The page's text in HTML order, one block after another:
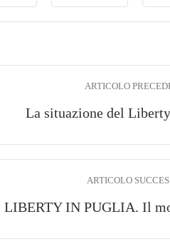
ARTICOLO
La situazione del
ARTICOLO
LIBERTY IN PUGLIA. Il